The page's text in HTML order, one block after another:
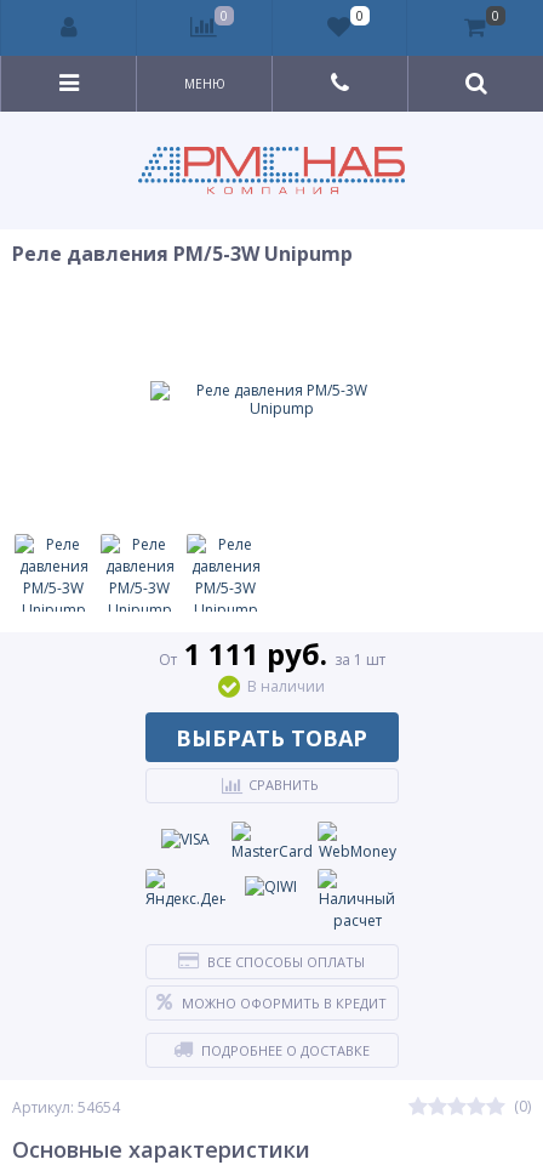
МЕНЮ
Реле давления РМ/5-3W Unipump
Артикул: 54654 (0)
От1 111 руб. за 1 шт
В наличии
ВЫБРАТЬ ТОВАР
СРАВНИТЬ
ВСЕ СПОСОБЫ ОПЛАТЫ
МОЖНО ОФОРМИТЬ В КРЕДИТ
ПОДРОБНЕЕ О ДОСТАВКЕ
Основные характеристики
0 0 0